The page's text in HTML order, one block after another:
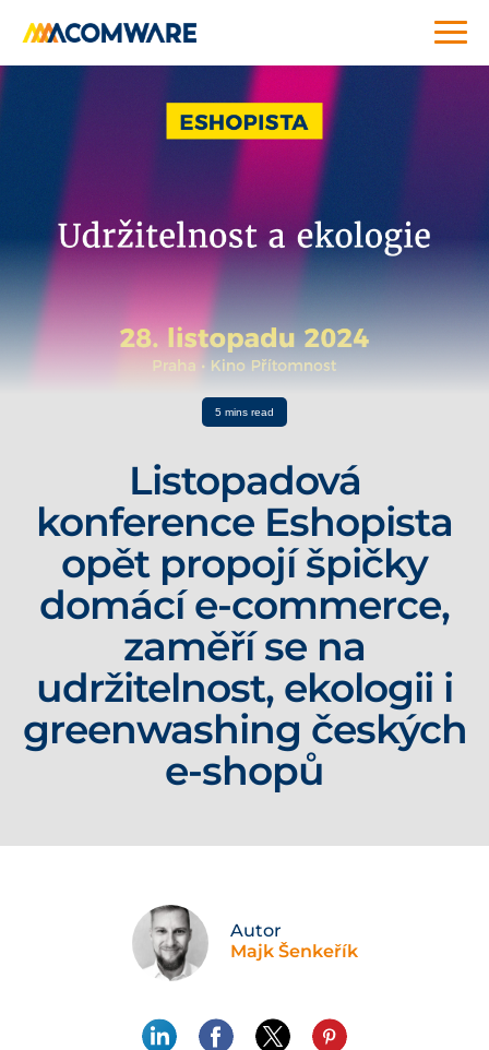
5 mins read
Listopadová
konference Eshopista
opět propojí špičky
domácí e-commerce,
zaměří se na
udržitelnost, ekologii i
greenwashing českých
e-shopů
Autor
Majk Šenkeřík